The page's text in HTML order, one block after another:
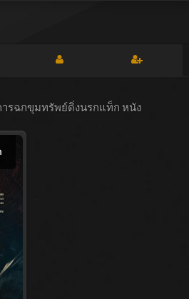
ธการฉกขุมทรัพย์ดิ่งนรกแท็ก หนัง